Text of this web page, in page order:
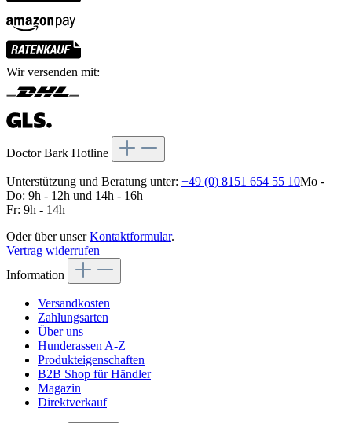
Wir versenden mit:
Doctor Bark Hotline
Unterstützung und Beratung unter: +49 (0) 8151 654 55 10Mo -
Do: 9h - 12h und 14h - 16h
Fr: 9h - 14h
Oder über unserKontaktformular.
Vertrag widerrufen
Information
Versandkosten
Zahlungsarten
Über uns
Hunderassen A-Z
Produkteigenschaften
B2B Shop für Händler
Magazin
Direktverkauf